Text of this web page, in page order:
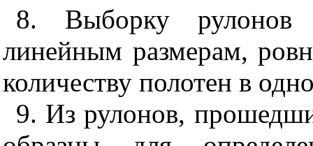
8. Выборку рулонов
линейным размерам,
количеству полотен в
9. Из рулонов,